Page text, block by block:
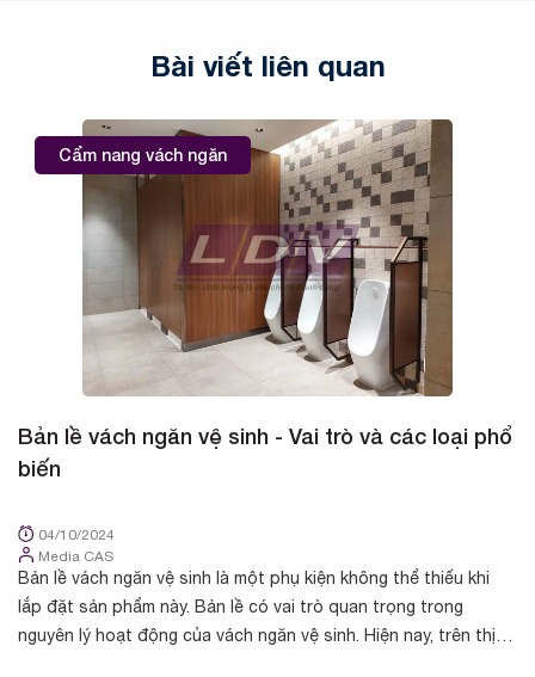
Bài viết liên quan
Cẩm nang vách ngăn
Bản lề vách ngăn vệ sinh - Vai trò và các loại phổ
biến
04/10/2024
Media CAS
Bản lề vách ngăn vệ sinh là một phụ kiện không thể thiếu khi
lắp đặt sản phẩm này. Bản lề có vai trò quan trọng trong
nguyên lý hoạt động của vách ngăn vệ sinh. Hiện nay, trên thị